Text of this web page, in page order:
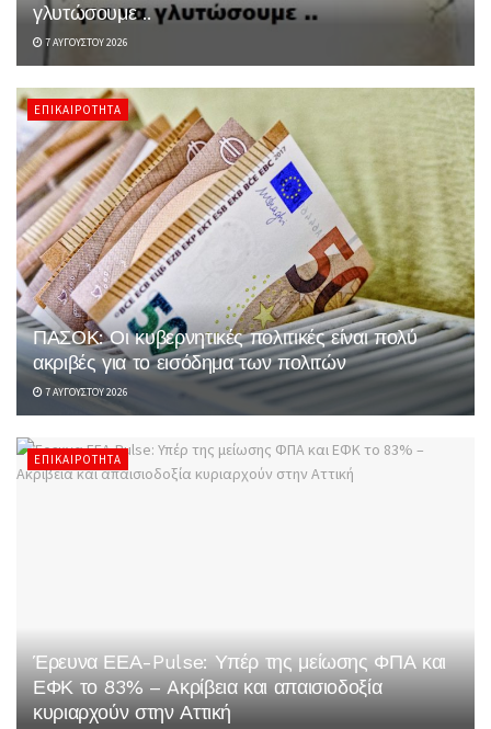
γλυτώσουμε ..
7 ΑΥΓΟΎΣΤΟΥ 2026
ΕΠΙΚΑΙΡΌΤΗΤΑ
ΠΑΣΟΚ: Οι κυβερνητικές πολιτικές είναι πολύ
ακριβές για το εισόδημα των πολιτών
7 ΑΥΓΟΎΣΤΟΥ 2026
ΕΠΙΚΑΙΡΌΤΗΤΑ
Έρευνα ΕΕΑ-Pulse: Υπέρ της μείωσης ΦΠΑ και
ΕΦΚ το 83% – Aκρίβεια και απαισιοδοξία
κυριαρχούν στην Αττική